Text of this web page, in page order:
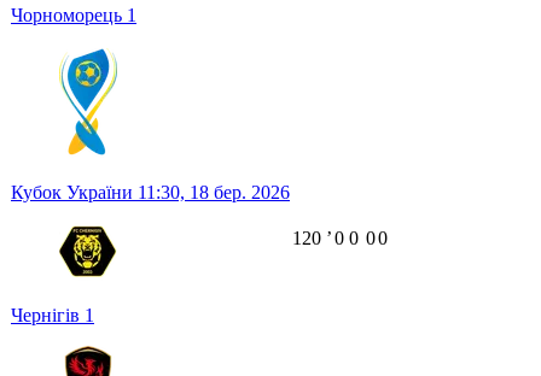
Чорноморець 1
Кубок України 11:30, 18 бер. 2026
Чернігів 1
120 ʼ0 0 00